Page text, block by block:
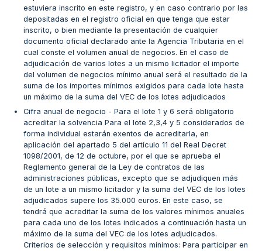
estuviera inscrito en este registro, y en caso contrario por las
depositadas en el registro oficial en que tenga que estar
inscrito, o bien mediante la presentación de cualquier
documento oficial declarado ante la Agencia Tributaria en el
cual conste el volumen anual de negocios. En el caso de
adjudicación de varios lotes a un mismo licitador el importe
del volumen de negocios mínimo anual será el resultado de la
suma de los importes mínimos exigidos para cada lote hasta
un máximo de la suma del VEC de los lotes adjudicados
Cifra anual de negocio - Para el lote 1 y 6 será obligatorio
acreditar la solvencia Para el lote 2,3,4 y 5 considerados de
forma individual estarán exentos de acreditarla, en
aplicación del apartado 5 del artículo 11 del Real Decret
1098/2001, de 12 de octubre, por el que se aprueba el
Reglamento general de la Ley de contratos de las
administraciones públicas, excepto que se adjudiquen más
de un lote a un mismo licitador y la suma del VEC de los lotes
adjudicados supere los 35.000 euros. En este caso, se
tendrá que acreditar la suma de los valores mínimos anuales
para cada uno de los lotes indicados a continuación hasta un
máximo de la suma del VEC de los lotes adjudicados.
Criterios de selección y requisitos mínimos: Para participar en